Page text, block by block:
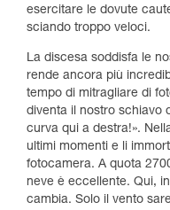
esercitare le dovute
sciando troppo veloci.
La discesa soddisfa le
rende ancora più
tempo di mitragliare di
diventa il nostro schiavo
curva qui a destra!».
ultimi momenti e li
fotocamera. A quota
neve è eccellente. Qui,
cambia. Solo il vento